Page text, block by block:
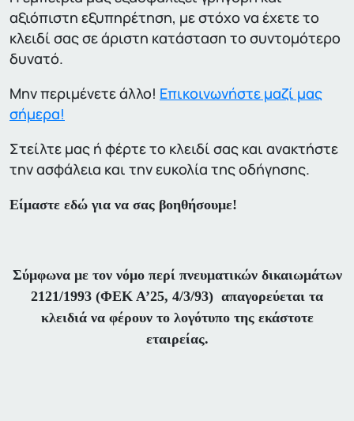
αξιόπιστη εξυπηρέτηση, με στόχο να έχετε το
κλειδί σας σε άριστη κατάσταση το συντομότερο
δυνατό.
Μην περιμένετε άλλο! Επικοινωνήστε μαζί μας
σήμερα!
Στείλτε μας ή φέρτε το κλειδί σας και ανακτήστε
την ασφάλεια και την ευκολία της οδήγησης.
Είμαστε εδώ για να σας βοηθήσουμε!
Σύμφωνα με τον νόμο περί πνευματικών δικαιωμάτων
2121/1993 (ΦΕΚ Α’25, 4/3/93) απαγορεύεται τα
κλειδιά να φέρουν το λογότυπο της εκάστοτε
εταιρείας.